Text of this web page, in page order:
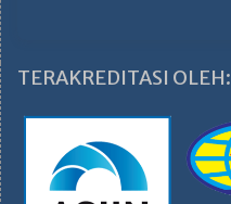
TERAKREDITASI OLEH: